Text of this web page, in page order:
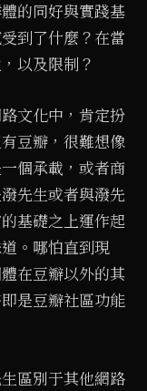
的同好與實踐基
到了什麼？在當
以及限制？
文化中，肯定扮
豆瓣，很難想像
個承載，或者商
先生或者與潑先
基礎之上運作起
。哪怕直到現
在豆瓣以外的其
是豆瓣社區功能
區別于其他網路